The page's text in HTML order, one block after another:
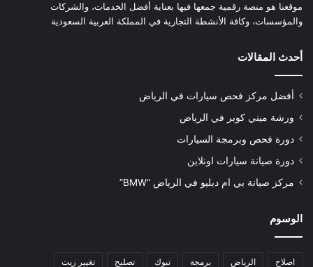
موقعنا هو منصة رقمية جمعها فيها بعناية أفضل الخدمات، والشركات
والمؤسسات، وكافة الأنشطة التجارية في المملكة العربية السعودية
أحدث المقالات
أفضل مركز فحص سيارات في الرياض
ورشة ميني كوبر في الرياض
دورة فحص وبرمجة السيارات
دورة صيانة سيارات اونلاين
مركز صيانة بي ام دبليو في الرياض “BMW”
الوسوم
اصلاح الرياض برمجة تبوك تصليح تغيير زيت